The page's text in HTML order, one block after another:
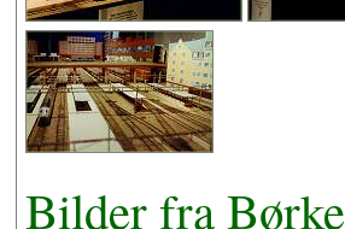
Bilder fra Børke